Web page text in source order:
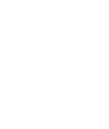
in der
vorzubeugen.
Widerrufs- u.
Kolbenringe zu vermeiden.